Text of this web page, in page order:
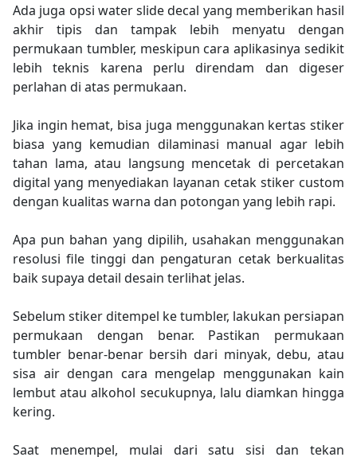
Ada juga opsi water slide decal yang memberikan hasil
akhir tipis dan tampak lebih menyatu dengan
permukaan tumbler, meskipun cara aplikasinya sedikit
lebih teknis karena perlu direndam dan digeser
perlahan di atas permukaan.
Jika ingin hemat, bisa juga menggunakan kertas stiker
biasa yang kemudian dilaminasi manual agar lebih
tahan lama, atau langsung mencetak di percetakan
digital yang menyediakan layanan cetak stiker custom
dengan kualitas warna dan potongan yang lebih rapi.
Apa pun bahan yang dipilih, usahakan menggunakan
resolusi file tinggi dan pengaturan cetak berkualitas
baik supaya detail desain terlihat jelas.​
Sebelum stiker ditempel ke tumbler, lakukan persiapan
permukaan dengan benar. Pastikan permukaan
tumbler benar-benar bersih dari minyak, debu, atau
sisa air dengan cara mengelap menggunakan kain
lembut atau alkohol secukupnya, lalu diamkan hingga
kering.
Saat menempel, mulai dari satu sisi dan tekan